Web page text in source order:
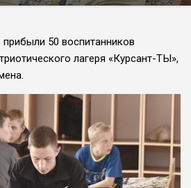
50 воспитанников
лагеря «Курсант-ТЫ»,